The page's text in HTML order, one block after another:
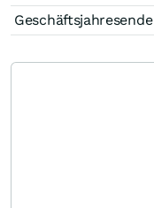
Geschäftsjahresende